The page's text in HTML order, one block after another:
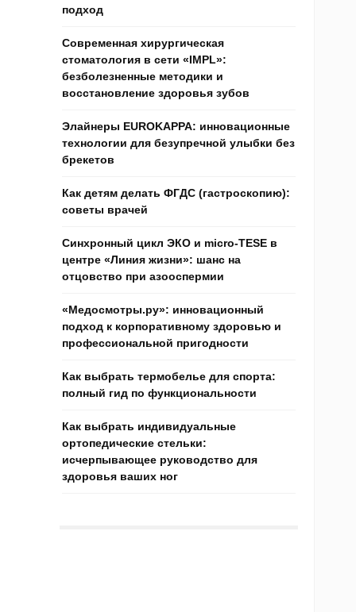
подход
Современная хирургическая
стоматология в сети «IMPL»:
безболезненные методики и
восстановление здоровья зубов
Элайнеры EUROKAPPA: инновационные
технологии для безупречной улыбки без
брекетов
Как детям делать ФГДС (гастроскопию):
советы врачей
Синхронный цикл ЭКО и micro-TESE в
центре «Линия жизни»: шанс на
отцовство при азооспермии
«Медосмотры.ру»: инновационный
подход к корпоративному здоровью и
профессиональной пригодности
Как выбрать термобелье для спорта:
полный гид по функциональности
Как выбрать индивидуальные
ортопедические стельки:
исчерпывающее руководство для
здоровья ваших ног